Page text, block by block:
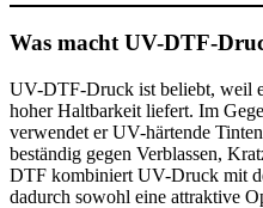
Was macht UV-DTF-
UV-DTF-Druck ist beliebt, weil
hoher Haltbarkeit liefert. Im
verwendet er UV-härtende
beständig gegen Verblassen,
DTF kombiniert UV-Druck mit
dadurch sowohl eine attraktive